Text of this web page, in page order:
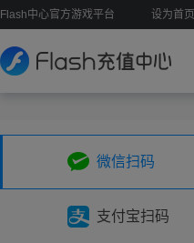
Flash中心官方游戏平台 设为首页
微信扫码
支付宝扫码